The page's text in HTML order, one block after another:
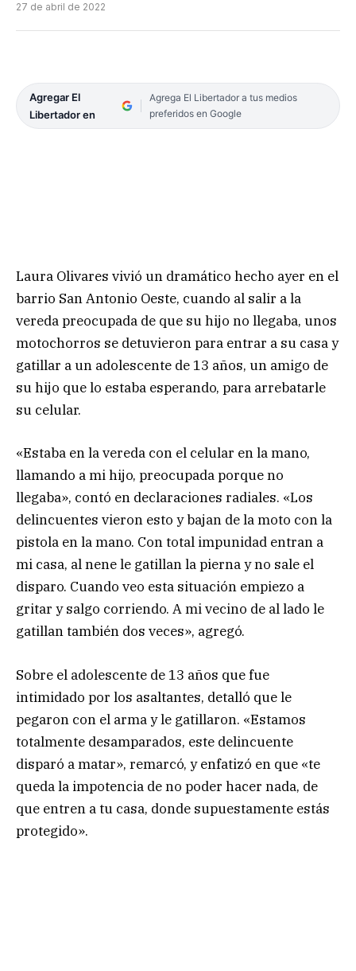
27 de abril de 2022
Agregar El
Libertador en
Agrega El Libertador a tus medios
preferidos en Google
Laura Olivares vivió un dramático hecho ayer en el
barrio San Antonio Oeste, cuando al salir a la
vereda preocupada de que su hijo no llegaba, unos
motochorros se detuvieron para entrar a su casa y
gatillar a un adolescente de 13 años, un amigo de
su hijo que lo estaba esperando, para arrebatarle
su celular.
«Estaba en la vereda con el celular en la mano,
llamando a mi hijo, preocupada porque no
llegaba», contó en declaraciones radiales. «Los
delincuentes vieron esto y bajan de la moto con la
pistola en la mano. Con total impunidad entran a
mi casa, al nene le gatillan la pierna y no sale el
disparo. Cuando veo esta situación empiezo a
gritar y salgo corriendo. A mi vecino de al lado le
gatillan también dos veces», agregó.
Sobre el adolescente de 13 años que fue
intimidado por los asaltantes, detalló que le
pegaron con el arma y le gatillaron. «Estamos
totalmente desamparados, este delincuente
disparó a matar», remarcó, y enfatizó en que «te
queda la impotencia de no poder hacer nada, de
que entren a tu casa, donde supuestamente estás
protegido».